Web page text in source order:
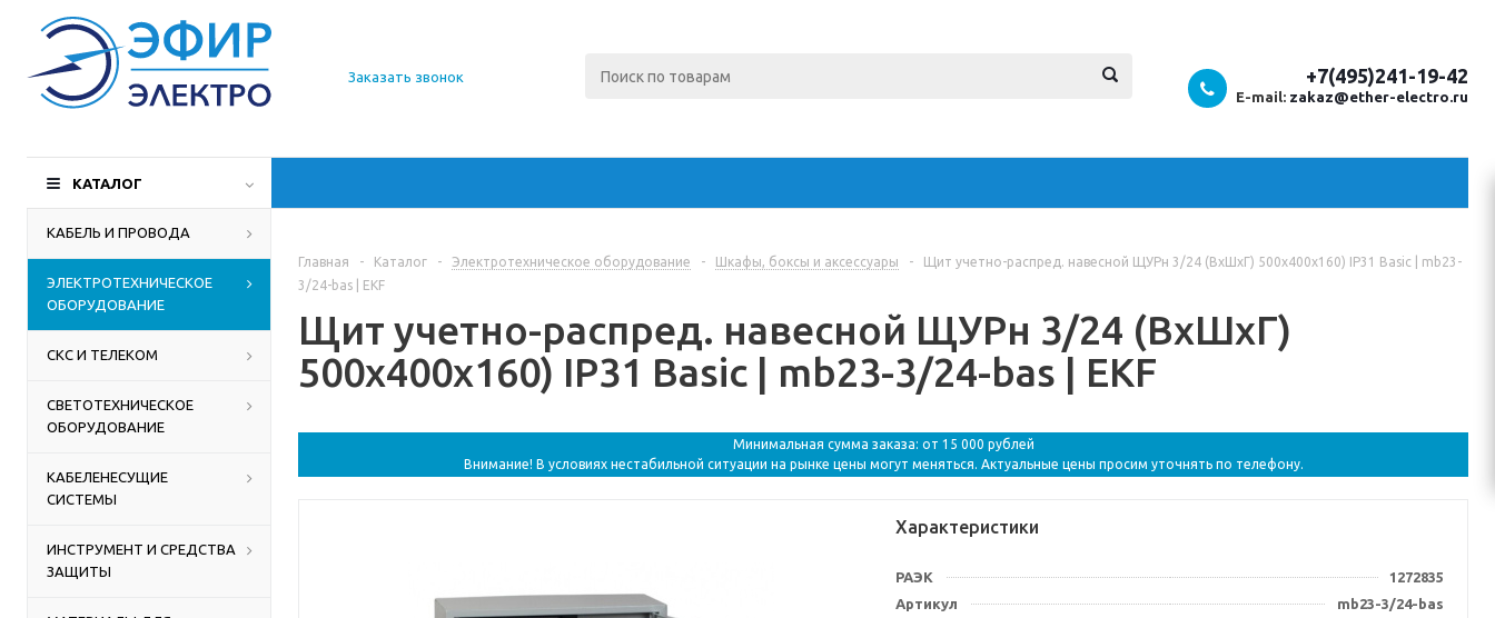
О компании
Доставка
Производители
Контакты
Заказать звонок +7(495)241-19-42
E-mail: zakaz@ether-electro.ru
КАТАЛОГ
КАБЕЛЬ И ПРОВОДА
ЭЛЕКТРОТЕХНИЧЕСКОЕ
ОБОРУДОВАНИЕ
СКС И ТЕЛЕКОМ
СВЕТОТЕХНИЧЕСКОЕ
ОБОРУДОВАНИЕ
КАБЕЛЕНЕСУЩИЕ
СИСТЕМЫ
ИНСТРУМЕНТ И СРЕДСТВА
ЗАЩИТЫ
Главная - Каталог - Электротехническое оборудование - Шкафы, боксы и аксессуары -
Щит учетно-распред. навесной ЩУРн 3/24 (ВхШхГ) 500х400х160) IP31 Basic | mb23-
3/24-bas | EKF
Щит учетно-распред. навесной ЩУРн 3/24 (ВхШхГ)
500х400х160) IP31 Basic | mb23-3/24-bas | EKF
Минимальная сумма заказа: от 15 000 рублей
Внимание! В условиях нестабильной ситуации на рынке цены могут меняться. Актуальные цены просим уточнять по телефону.
Характеристики
РАЭК
1272835
Артикул
mb23-3/24-bas